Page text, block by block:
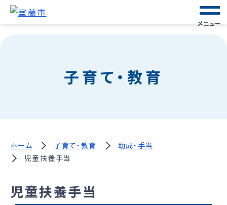
メニュー
子育て・教育
ホーム 子育て・教育
助成・手当
児童扶養手当
児童扶養手当